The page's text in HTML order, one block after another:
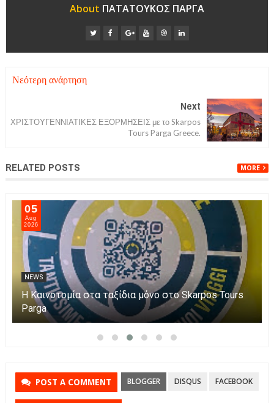
About ΠΑΤΑΤΟΥΚΟΣ ΠΑΡΓΑ
Νεότερη ανάρτηση
Next
ΧΡΙΣΤΟΥΓΕΝΝΙΑΤΙΚΕΣ ΕΞΟΡΜΗΣΕΙΣ με το Skarpos
Tours Parga Greece.
RELATED POSTS MORE
05
Aug
2026
NEWS
Η Καινοτομία στα ταξίδια μόνο στο Skarpos Tours
Parga
POST A COMMENT BLOGGER DISQUS FACEBOOK